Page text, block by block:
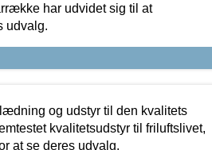
har udvidet sig til at
udvalg.
og udstyr til den kvalitets
kvalitetsudstyr til friluftslivet,
at se deres udvalg.